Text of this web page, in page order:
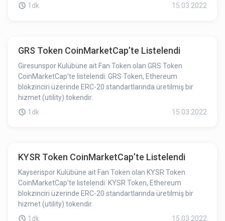
1dk
15.03.2022
GRS Token CoinMarketCap’te Listelendi
Giresunspor Kulübüne ait Fan Token olan GRS Token
CoinMarketCap’te listelendi. GRS Token, Ethereum
blokzinciri üzerinde ERC-20 standartlarında üretilmiş bir
hizmet (utility) tokendir.
1dk
15.03.2022
KYSR Token CoinMarketCap’te Listelendi
Kayserispor Kulübüne ait Fan Token olan KYSR Token
CoinMarketCap’te listelendi. KYSR Token, Ethereum
blokzinciri üzerinde ERC-20 standartlarında üretilmiş bir
hizmet (utility) tokendir.
1dk
15.03.2022